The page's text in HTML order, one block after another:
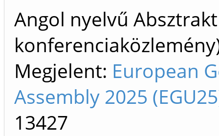
Angol nyelvű
Megjelent: European
Assembly 2025
13427